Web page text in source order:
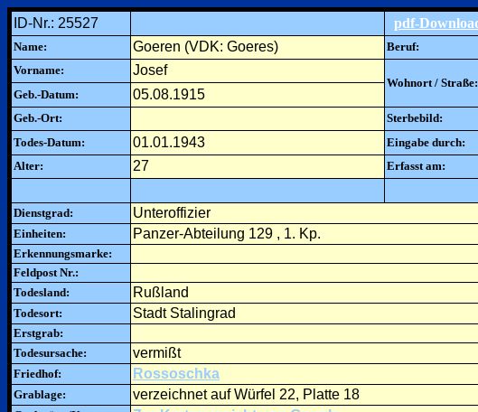
ID-Nr.: 25527 pdf-
Name: Goeren (VDK: Goeres) Beruf:
Vorname: Josef
Wohnort / Straße:
Geb.-Datum: 05.08.1915
Geb.-Ort: Sterbebild:
Todes-Datum: 01.01.1943 Eingabe durch:
Alter: 27 Erfasst am:
Dienstgrad: Unteroffizier
Einheiten: Panzer-Abteilung 129 , 1. Kp.
Erkennungsmarke:
Feldpost Nr.:
Todesland:
Rußland
Todesort: Stadt Stalingrad
Erstgrab:
Todesursache:
vermißt
Friedhof: Rossoschka
Grablage: verzeichnet auf Würfel 22, Platte 18